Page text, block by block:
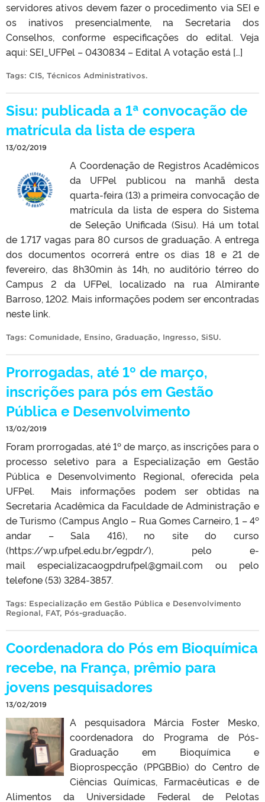
servidores ativos devem fazer o procedimento via SEI e
os inativos presencialmente, na Secretaria dos
Conselhos, conforme especificações do edital. Veja
aqui: SEI_UFPel – 0430834 – Edital A votação está […]
Tags: CIS, Técnicos Administrativos.
Sisu: publicada a 1ª convocação de
matrícula da lista de espera
13/02/2019
A Coordenação de Registros Acadêmicos
da UFPel publicou na manhã desta
quarta-feira (13) a primeira convocação de
matrícula da lista de espera do Sistema
de Seleção Unificada (Sisu). Há um total
de 1.717 vagas para 80 cursos de graduação. A entrega
dos documentos ocorrerá entre os dias 18 e 21 de
fevereiro, das 8h30min às 14h, no auditório térreo do
Campus 2 da UFPel, localizado na rua Almirante
Barroso, 1202. Mais informações podem ser encontradas
neste link.
Tags: Comunidade, Ensino, Graduação, Ingresso, SiSU.
Prorrogadas, até 1º de março,
inscrições para pós em Gestão
Pública e Desenvolvimento
13/02/2019
Foram prorrogadas, até 1º de março, as inscrições para o
processo seletivo para a Especialização em Gestão
Pública e Desenvolvimento Regional, oferecida pela
UFPel. Mais informações podem ser obtidas na
Secretaria Acadêmica da Faculdade de Administração e
de Turismo (Campus Anglo – Rua Gomes Carneiro, 1 – 4º
andar – Sala 416), no site do curso
(https://wp.ufpel.edu.br/egpdr/), pelo e-
mail especializacaogpdrufpel@gmail.com ou pelo
telefone (53) 3284-3857.
Tags: Especialização em Gestão Pública e Desenvolvimento
Regional, FAT, Pós-graduação.
Coordenadora do Pós em Bioquímica
recebe, na França, prêmio para
jovens pesquisadores
13/02/2019
A pesquisadora Márcia Foster Mesko,
coordenadora do Programa de Pós-
Graduação em Bioquímica e
Bioprospecção (PPGBBio) do Centro de
Ciências Químicas, Farmacêuticas e de
Alimentos da Universidade Federal de Pelotas